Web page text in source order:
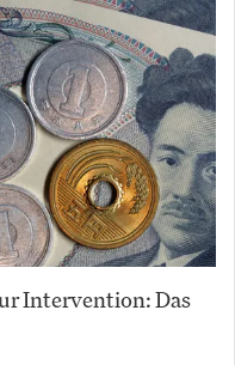
Intervention: Das